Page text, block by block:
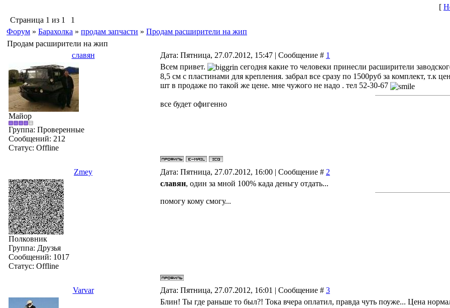
[
Страница 1 из 1
1
Форум » Барахолка » продам запчасти » Продам расширители на жип
Продам расширители на жип
славян
Дата: Пятница, 27.07.2012, 15:47 | Сообщение # 1
Майор
Группа: Проверенные
Сообщений: 212
Статус: Offline
Всем привет.
сегодня какие то человеки принесли расширители
8,5 см с пластинами для крепления. забрал все сразу по 1500руб за комплект, т.к
шт в продаже по такой же цене. мне чужого не надо . тел 52-30-67
все будет офигенно
Zmey Дата: Пятница, 27.07.2012, 16:00 | Сообщение # 2
Полковник
Группа: Друзья
Сообщений: 1017
Статус: Offline
славян, один за мной 100% када деньгу отдать...
помогу кому смогу...
Varvar Дата: Пятница, 27.07.2012, 16:01 | Сообщение # 3
Блин! Ты где раньше то был?! Тока вчера оплатил, правда чуть поуже... Цена